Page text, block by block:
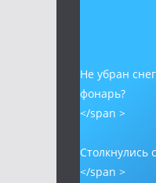
Не убран
фонарь?
</span >
</span >